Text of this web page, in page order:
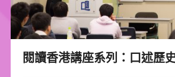
閱讀香港講座系列：口述歷